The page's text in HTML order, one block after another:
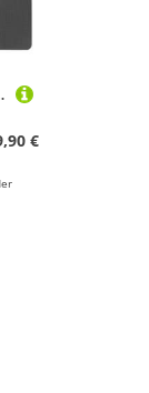
Haltbarkeit, Hebe-Handpolster
€